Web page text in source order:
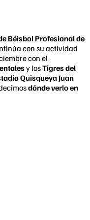
Béisbol Profesional de
con su actividad
con el
y losTigres del
Quisqueya Juan
dónde verlo en